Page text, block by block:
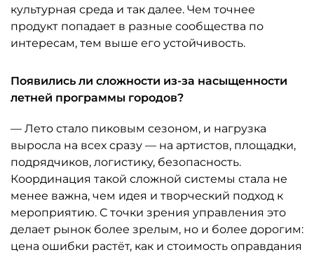
культурная среда и так далее. Чем точнее
продукт попадает в разные сообщества по
интересам, тем выше его устойчивость.
Появились ли сложности из-за насыщенности
летней программы городов?
— Лето стало пиковым сезоном, и нагрузка
выросла на всех сразу — на артистов, площадки,
подрядчиков, логистику, безопасность.
Координация такой сложной системы стала не
менее важна, чем идея и творческий подход к
мероприятию. С точки зрения управления это
делает рынок более зрелым, но и более дорогим:
цена ошибки растёт, как и стоимость оправдания